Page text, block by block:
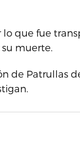
lo que fue
muerte.
de Patrullas